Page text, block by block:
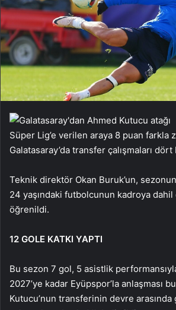
Süper Lig’e verilen araya 8 puan farkla
Galatasaray’da transfer çalışmaları
Teknik direktör Okan Buruk’un,
24 yaşındaki futbolcunun kadroya
öğrenildi.
12 GOLE KATKI YAPTI
Bu sezon 7 gol, 5 asistlik
2027’ye kadar Eyüpspor’la anlaşması
Kutucu’nun transferinin devre